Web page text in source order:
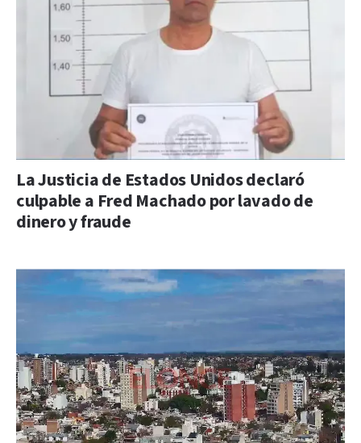
La Justicia de Estados Unidos declaró
culpable a Fred Machado por lavado de
dinero y fraude